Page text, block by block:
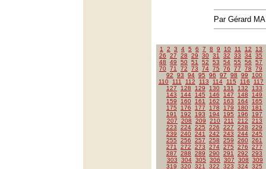
Par Gérard
1 2 3 4 5 6 7 8 9 10 11 12
13
26
27 28 29 30 31 32 33 34 35
48
49 50 51 52 53 54 55 56
57
70 71 72 73 74 75 76 77 78
79
92
93 94 95 96 97 98 99
100
110
111 112 113 114 115 116
117
127
128 129 130 131 132
133
143
144 145 146 147 148
149
159
160 161 162 163 164
165
175
176 177 178 179 180
181
191
192 193 194 195 196
197
207
208 209 210 211 212
213
223
224 225 226 227 228
229
239
240 241 242 243 244 245
255
256 257 258 259 260 261
271
272 273 274 275 276
277
287
288 289 290 291 292
293
303
304 305 306 307 308
309
319
320 321 322 323 324 325